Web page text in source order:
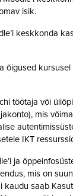
isik.
keskkonda
õigused kursusel
töötaja või
mis
IKT
ja
mis on
kaudu saab